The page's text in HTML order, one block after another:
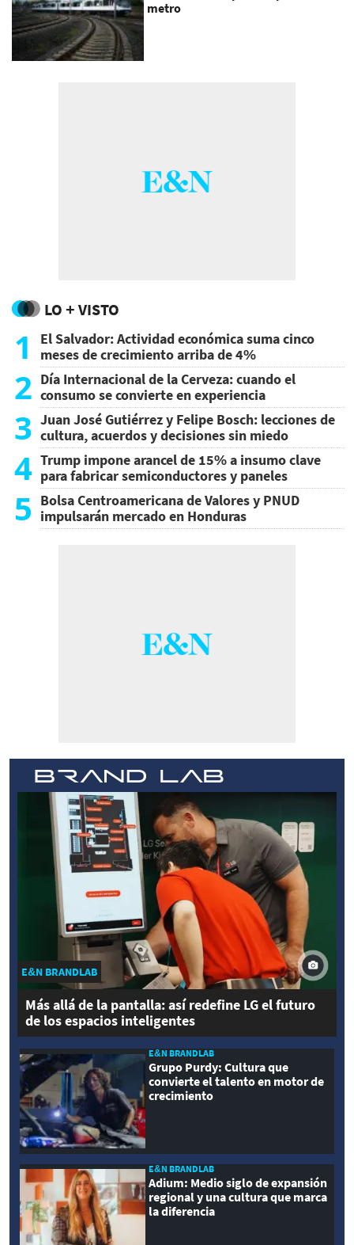
metro
LO + VISTO
1
El Salvador: Actividad económica suma cinco
meses de crecimiento arriba de 4%
2 Día Internacional de la Cerveza: cuando el
consumo se convierte en experiencia
3 Juan José Gutiérrez y Felipe Bosch: lecciones de
cultura, acuerdos y decisiones sin miedo
4 Trump impone arancel de 15% a insumo clave
para fabricar semiconductores y paneles
5 Bolsa Centroamericana de Valores y PNUD
impulsarán mercado en Honduras
E&N BRANDLAB
Más allá de la pantalla: así redefine LG el futuro
de los espacios inteligentes
E&N BRANDLAB
Grupo Purdy: Cultura que
convierte el talento en motor de
crecimiento
E&N BRANDLAB
Adium: Medio siglo de expansión
regional y una cultura que marca
la diferencia